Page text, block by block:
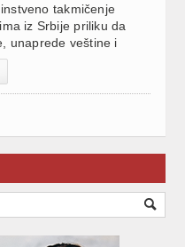
takmičenje
iz Srbije priliku da
unaprede veštine i